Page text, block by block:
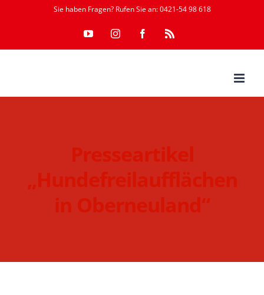
springen
Sie haben Fragen? Rufen Sie an: 0421-54 98 618
YouTubeInstagramFacebookRss
Presseartikel
„Hundefreilaufflächen
in Oberneuland“